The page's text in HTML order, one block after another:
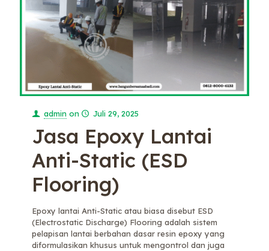
admin on Juli 29, 2025
Jasa Epoxy Lantai
Anti-Static (ESD
Flooring)
Epoxy lantai Anti-Static atau biasa disebut ESD
(Electrostatic Discharge) Flooring adalah sistem
pelapisan lantai berbahan dasar resin epoxy yang
diformulasikan khusus untuk mengontrol dan juga